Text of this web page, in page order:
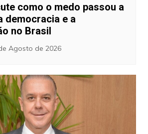
como o medo passou a
democracia e a
no Brasil
Agosto de 2026